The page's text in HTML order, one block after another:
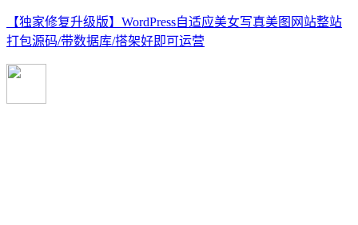
【独家修复升级版】WordPress自适应美女写真美图网站整站
打包源码/带数据库/搭架好即可运营